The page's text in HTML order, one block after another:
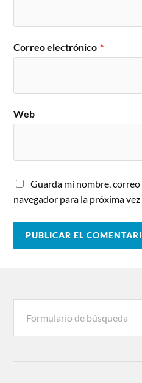
Correo electrónico *
Web
Guarda mi nombre,
navegador para la próxima